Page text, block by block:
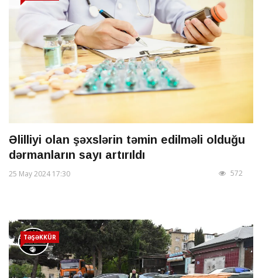
Əlilliyi olan şəxslərin təmin edilməli olduğu
dərmanların sayı artırıldı
25 May 2024 17:30 572
TƏŞƏKKÜR